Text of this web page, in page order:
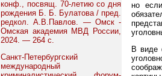
конф., посвящ. 70-летию со дня
рождения Б. Б. Булатова / пред.
редкол. А.В.Павлов. — Омск -
Омская академия МВД России,
2024. — 264 с.
Санкт-Петербургский
международный
но
В виде